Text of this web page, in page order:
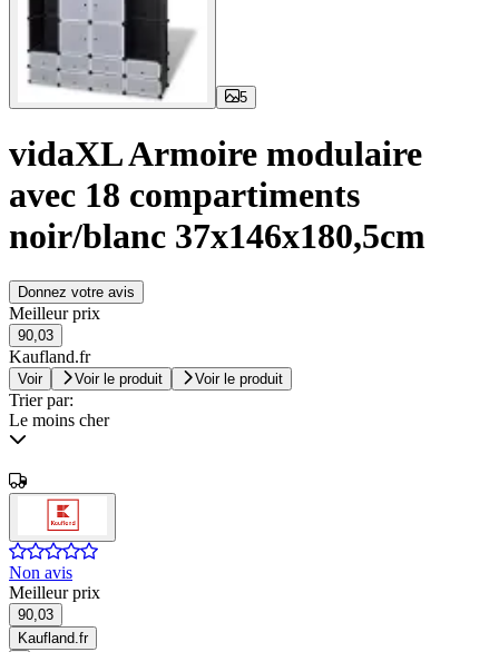
5
vidaXL Armoire modulaire
avec 18 compartiments
noir/blanc 37x146x180,5cm
Donnez votre avis
Meilleur prix
90,03
Kaufland.fr
Voir Voir le produit Voir le produit
Trier par:
Le moins cher
Non avis
Meilleur prix
90,03
Kaufland.fr